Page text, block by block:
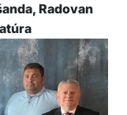
Radovan